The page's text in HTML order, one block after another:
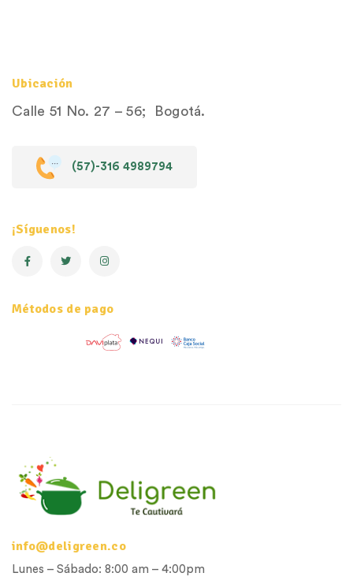
Ubicación
Calle 51 No. 27 – 56; Bogotá.
(57)-316 4989794
¡Síguenos!
Métodos de pago
info@deligreen.co
Lunes – Sábado: 8:00 am – 4:00pm